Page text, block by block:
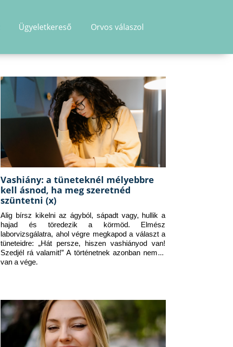
Ügyeletkereső Orvos válaszol
Vashiány: a tüneteknél mélyebbre
kell ásnod, ha meg szeretnéd
szüntetni (x)
Alig bírsz kikelni az ágyból, sápadt vagy, hullik a
hajad és töredezik a körmöd. Elmész
laborvizsgálatra, ahol végre megkapod a választ a
tüneteidre: „Hát persze, hiszen vashiányod van!
Szedjél rá valamit!” A történetnek azonban nem itt
van a vége.